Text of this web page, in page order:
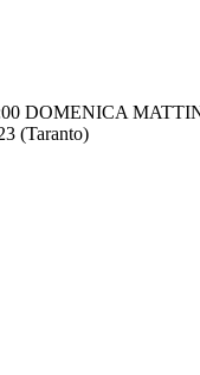
DOMENICA
(Taranto)